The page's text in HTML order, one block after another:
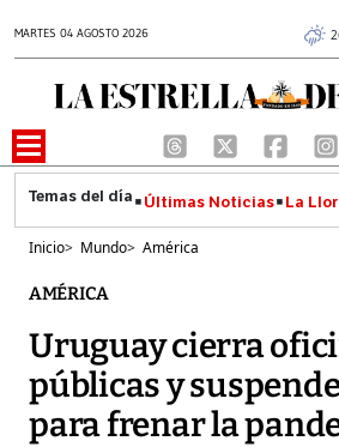
MARTES 04 AGOSTO 2026
Últimas Noticias La
Inicio> Mundo> América
AMÉRICA
Uruguay cierra
públicas y
para frenar la